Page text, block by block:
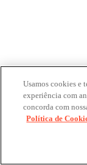
Usamos cookies e
experiência com
concorda com
Política de